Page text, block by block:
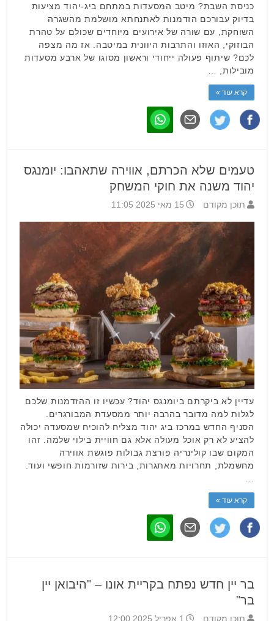
כניסת השבת? מיטב המסעדות במתחם ביג-יהוד מציעות
בדיוק עבורכם הזדמנות לאתנחתא מושלמת מהשגרה
השוחקת, עם שורה של אירועים מיוחדים שכולם על טהרת
הבוזוקי, האוזו והתרבות היוונית במיטבה. אז מה מצפה
לכם? שיתוף פעולה ייחודי וראשון מסוגו של ארבע מסעדות
מובילות, …
קרא עוד »
טעמים שלא הכרתם, אווירה שתאהבו: יומנגס
יהוד משנה את חוקי המשחק
תוכן מקודם 15 מאי 2025 11:05
עדיין לא ביקרתם ביומנגס יהוד? עכשיו זו ההזדמנות שלכם
לגלות למה מדובר בהרבה יותר ממסעדת המבורגרים.
הסניף החדש במרכז ביג יהוד מצליח להוכיח שמסעדה יכולה
להציע לא רק אוכל מעולה אלא גם חוויית בילוי שלמה. זהו
המקום שבו קולינריה פורצת גבולות פוגשת אווירה
מחשמלת, תחרויות מאתגרות, בירות שזורמות חופשי ועוד.
קרא עוד »
בר יין חדש נפתח בקריית אונו – "היבואן יין
בר"
תוכן מקודם 1 אפריל 2025 12:00